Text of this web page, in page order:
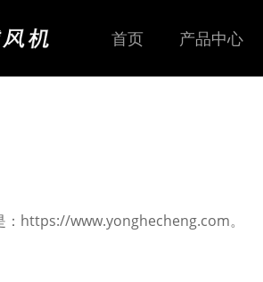
首页 产品中心
：https://www.yonghecheng.com。